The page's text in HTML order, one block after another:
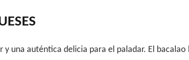
y una auténtica delicia para el paladar. El